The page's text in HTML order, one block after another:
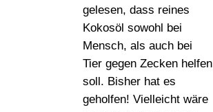
gelesen, dass reines
Kokosöl sowohl bei
Mensch, als auch bei
Tier gegen Zecken helfen
soll. Bisher hat es
geholfen! Vielleicht wäre